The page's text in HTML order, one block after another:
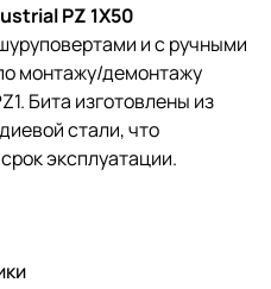
PZ 1X50
и с ручными
монтажу/демонтажу
Бита изготовлены из
стали, что
эксплуатации.